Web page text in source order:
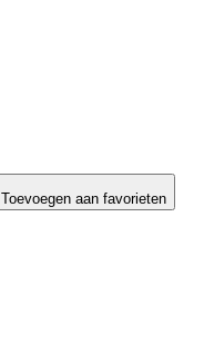
Toevoegen aan favorieten